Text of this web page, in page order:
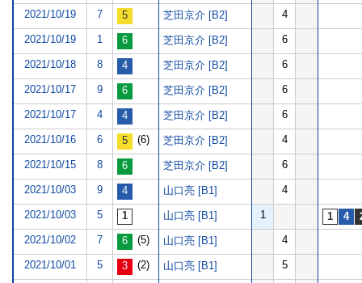
2021/10/19 7 芝田京介 [B2] 4
2021/10/19 1 芝田京介 [B2] 6
2021/10/18 8 芝田京介 [B2] 6
2021/10/17 9 芝田京介 [B2] 6
2021/10/17 4 芝田京介 [B2] 6
2021/10/16 6 (6) 芝田京介 [B2] 4
2021/10/15 8 芝田京介 [B2] 6
2021/10/03 9 山口亮 [B1] 4
2021/10/03 5 山口亮 [B1] 1
2021/10/02 7 (5) 山口亮 [B1] 4
2021/10/01 5 (2) 山口亮 [B1] 5